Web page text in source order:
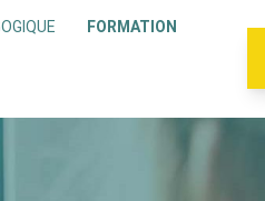
FORMATION